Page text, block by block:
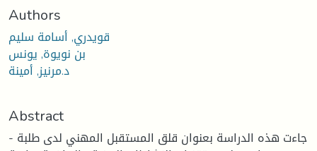
Authors
قويدري, أسامة سليم
بن نويوة, يونس
د.مرنيز, أمينة
Abstract
- جاءت هذه الدراسة بعنوان قلق المستقبل المهني لدى طلبة